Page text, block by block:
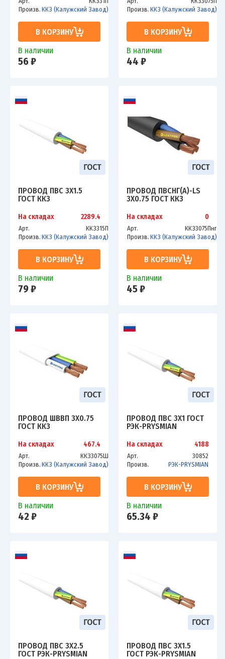
Произв. ККЗ (Калужский Завод)
В КОРЗИНУ
В наличии
56 ₽
Произв. ККЗ (Калужский Завод)
В КОРЗИНУ
В наличии
44 ₽
ПРОВОД ПВС 3Х1.5
ГОСТ ККЗ
На складах 2289.4
Арт.
ККЗ315П
Произв. ККЗ (Калужский Завод)
В КОРЗИНУ
В наличии
79 ₽
ПРОВОД ПВСНГ(А)-LS
3Х0.75 ГОСТ ККЗ
На складах 0
Арт.
ККЗ3075Пнг
Произв. ККЗ (Калужский Завод)
В КОРЗИНУ
В наличии
45 ₽
ПРОВОД ШВВП 3Х0.75
ГОСТ ККЗ
На складах 467.4
Арт.
ККЗ3075Ш
Произв. ККЗ (Калужский Завод)
В КОРЗИНУ
В наличии
42 ₽
ПРОВОД ПВС 3Х1 ГОСТ
РЭК-PRYSMIAN
На складах 4188
Арт.
30852
Произв.
РЭК-PRYSMIAN
В КОРЗИНУ
В наличии
65.34 ₽
ПРОВОД ПВС 3Х2.5
ГОСТ РЭК-PRYSMIAN
ПРОВОД ПВС 3Х1.5
ГОСТ РЭК-PRYSMIAN